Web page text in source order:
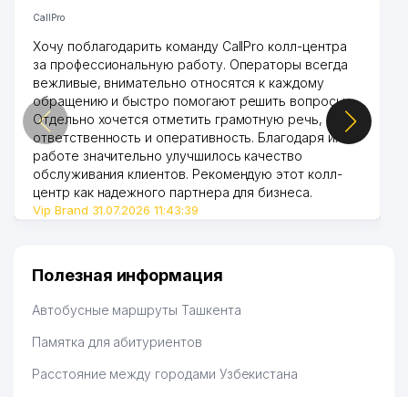
CallPro
Хочу поблагодарить команду CallPro колл-центра
за профессиональную работу. Операторы всегда
вежливые, внимательно относятся к каждому
обращению и быстро помогают решить вопросы.
Отдельно хочется отметить грамотную речь,
ответственность и оперативность. Благодаря их
работе значительно улучшилось качество
обслуживания клиентов. Рекомендую этот колл-
центр как надежного партнера для бизнеса.
Vip Brand 31.07.2026 11:43:39
Полезная информация
Автобусные маршруты Ташкента
Памятка для абитуриентов
Расстояние между городами Узбекистана